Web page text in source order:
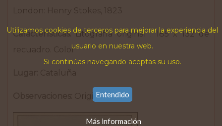
London: Henry Stokes, 1823
Características: Litografía original . 185 x 132 de
recuadro. Color
Cataluña
Original
Utilizamos cookies de terceros para mejorar la experiencia del
usuario en nuestra web.
Si continúas navegando aceptas su uso.
Entendido
Más información